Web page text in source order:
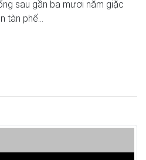
sau gần ba mươi năm giặc
tàn phế...